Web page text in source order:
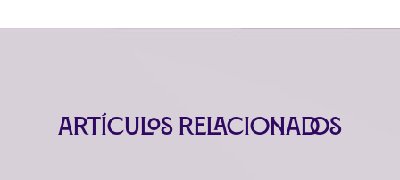
Artículos relacionados